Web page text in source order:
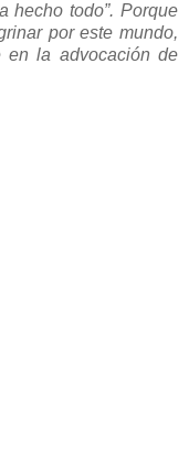
hecho todo”. Porque
por este mundo,
en la advocación de